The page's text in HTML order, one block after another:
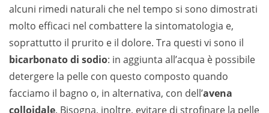
alcuni rimedi naturali che nel tempo si sono dimostrati
molto efficaci nel combattere la sintomatologia e,
soprattutto il prurito e il dolore. Tra questi vi sono il
bicarbonato di sodio: in aggiunta all’acqua è possibile
detergere la pelle con questo composto quando
facciamo il bagno o, in alternativa, con dell’avena
colloidale. Bisogna, inoltre, evitare di strofinare la pelle